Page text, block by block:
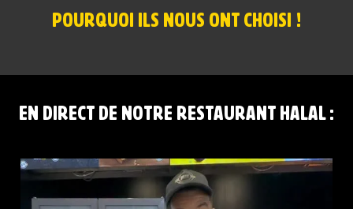
POURQUOI ILS NOUS ONT CHOISI !
EN DIRECT DE NOTRE RESTAURANT HALAL :
RED BULL PÊCHE BLANCHE ET CLASSIQUE DISPONIBLES...
58 1